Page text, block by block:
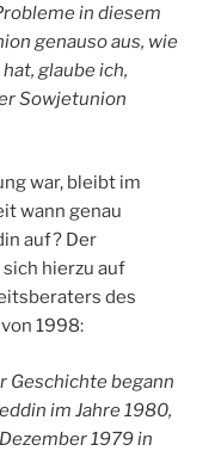
in diesem
genauso aus, wie
glaube ich,
Sowjetunion
war, bleibt im
wann genau
auf? Der
hierzu auf
des
1998:
Geschichte begann
im Jahre 1980,
1979 in